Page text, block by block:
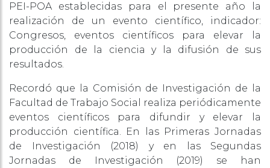
PEI-POA establecidas para el presente año la
realización de un evento científico, indicador:
Congresos, eventos científicos para elevar la
producción de la ciencia y la difusión de sus
resultados.
Recordó que la Comisión de Investigación de la
Facultad de Trabajo Social realiza periódicamente
eventos científicos para difundir y elevar la
producción científica. En las Primeras Jornadas
de Investigación (2018) y en las Segundas
Jornadas de Investigación (2019) se han